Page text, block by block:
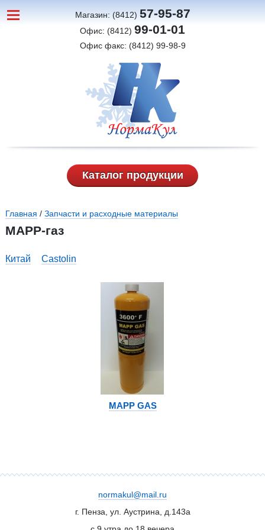
Магазин: (8412) 57-95-87
Офис: (8412) 99-01-01
Офис факс: (8412) 99-98-9
Каталог продукции
Вы здесь
Главная / Запчасти и расходные материалы
МАРР-газ
Китай Castolin
MAPP GAS
normakul@mail.ru
г. Пенза, ул. Аустрина, д.143а